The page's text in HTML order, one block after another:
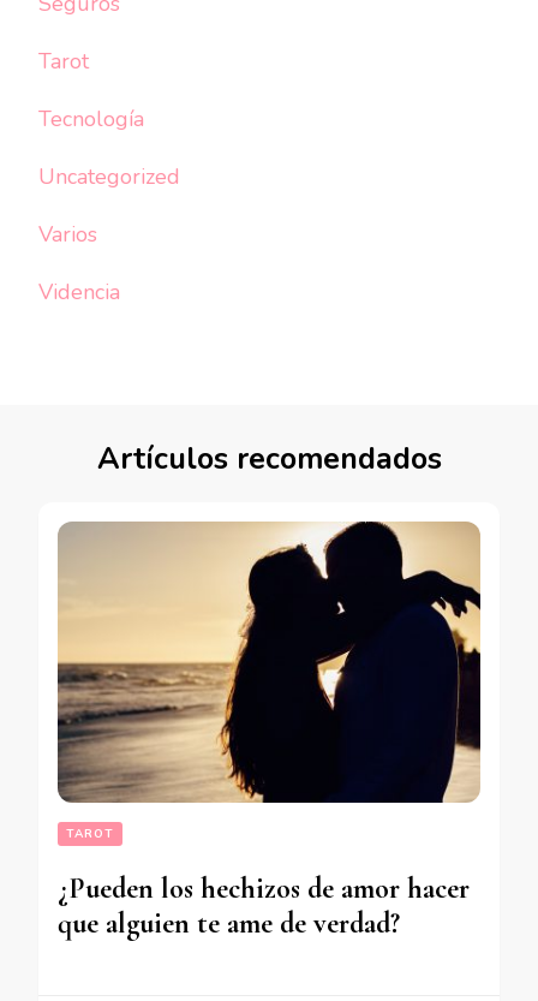
Tarot
Tecnología
Uncategorized
Varios
Videncia
Artículos recomendados
TAROT
¿Pueden los hechizos de amor hacer
que alguien te ame de verdad?